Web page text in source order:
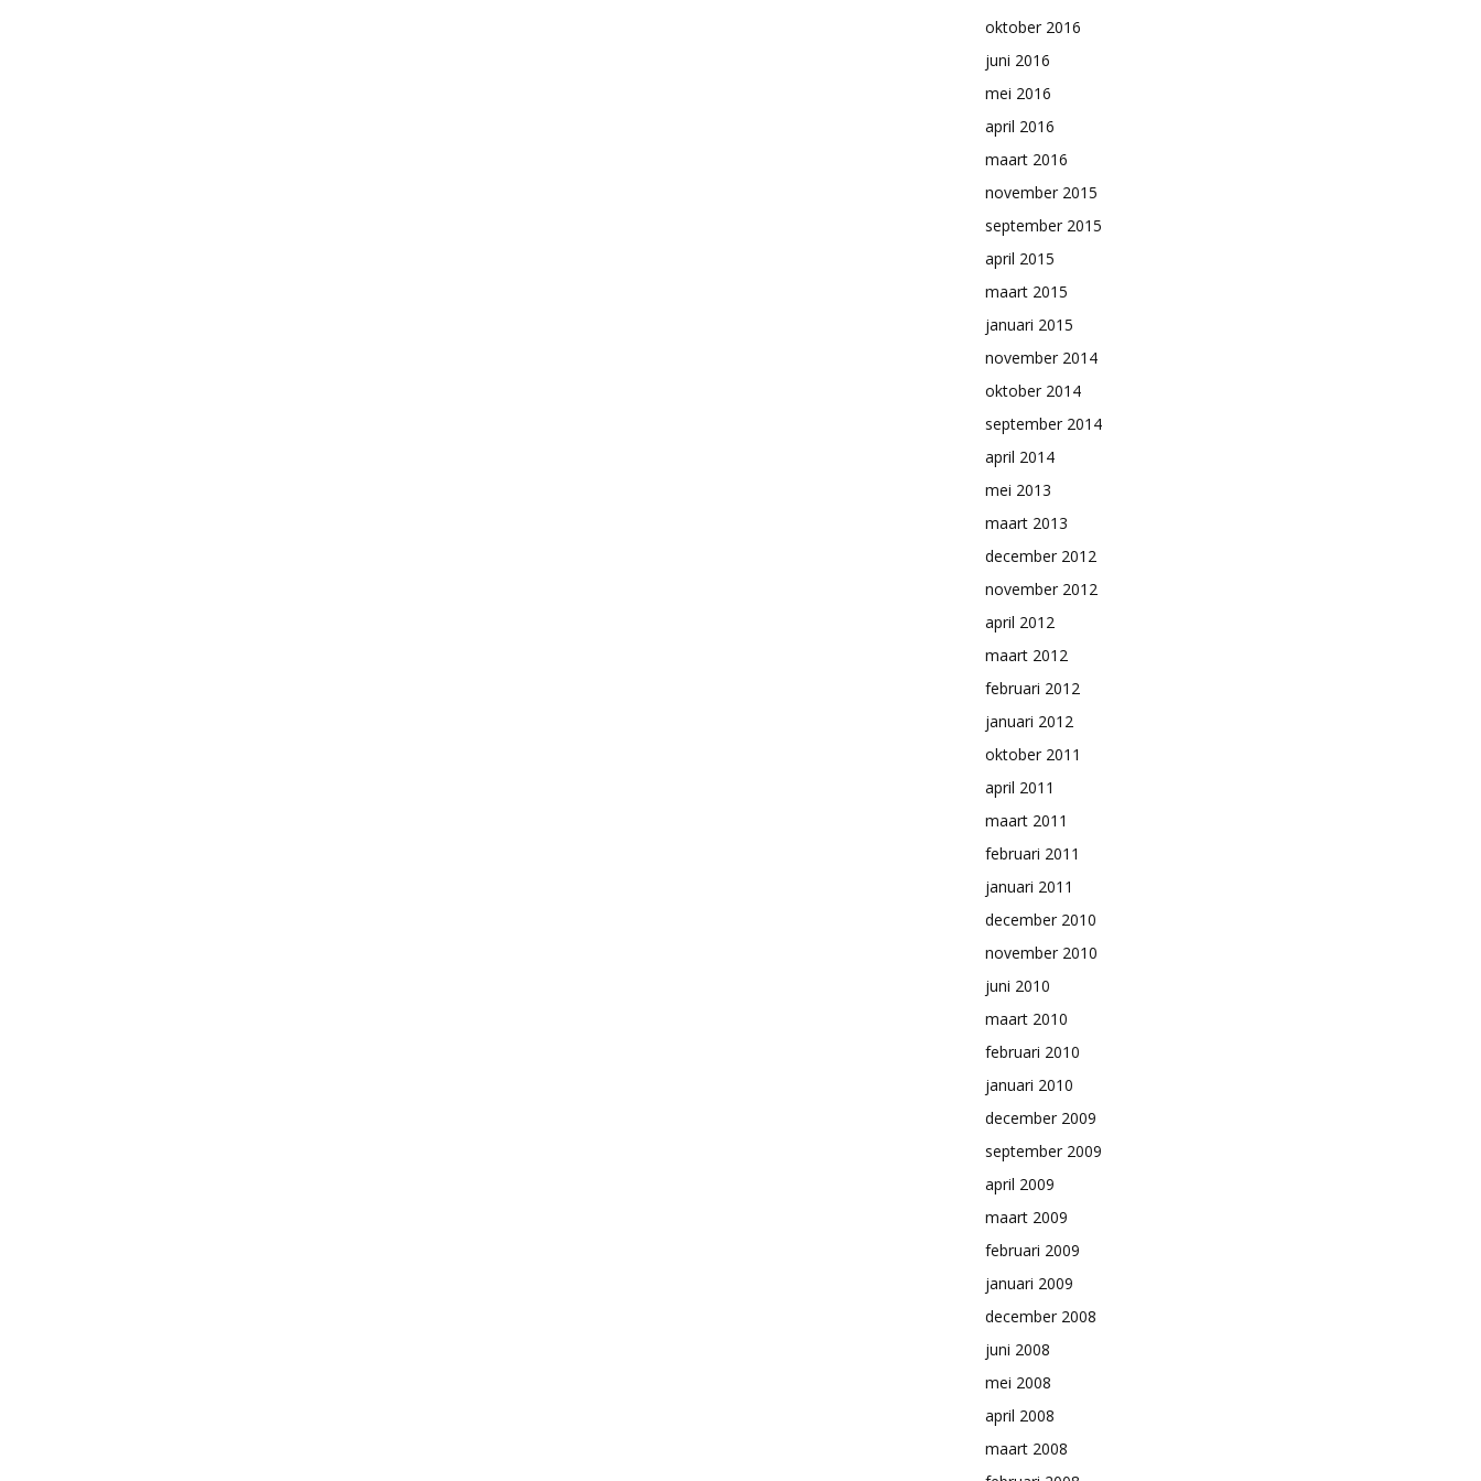
oktober 2016
juni 2016
mei 2016
april 2016
maart 2016
november 2015
september 2015
april 2015
maart 2015
januari 2015
november 2014
oktober 2014
september 2014
april 2014
mei 2013
maart 2013
december 2012
november 2012
april 2012
maart 2012
februari 2012
januari 2012
oktober 2011
april 2011
maart 2011
februari 2011
januari 2011
december 2010
november 2010
juni 2010
maart 2010
februari 2010
januari 2010
december 2009
september 2009
april 2009
maart 2009
februari 2009
januari 2009
december 2008
juni 2008
mei 2008
april 2008
maart 2008